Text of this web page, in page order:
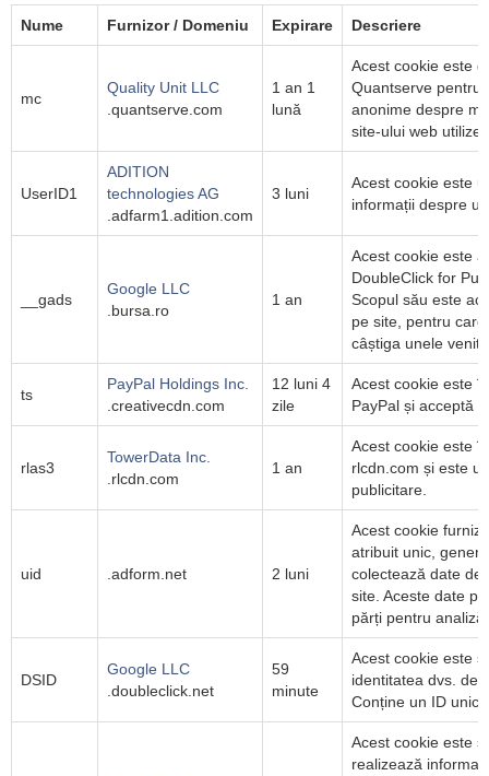
Nume Furnizor / Domeniu Expirare Descriere
mc
Quality Unit LLC
.quantserve.com
1 an 1
lună
Acest cookie este
Quantserve pentru
anonime despre
site-ului web
UserID1
ADITION
technologies AG
.adfarm1.adition.com
3 luni
Acest cookie este
informații despre
__gads
Google LLC
.bursa.ro
1 an
Acest cookie este
DoubleClick for
Scopul său este
pe site, pentru
câștiga unele
ts
PayPal Holdings Inc.
.creativecdn.com
12 luni 4
zile
Acest cookie este
PayPal și acceptă
rlas3
TowerData Inc.
.rlcdn.com
1 an
Acest cookie este
rlcdn.com și este
publicitare.
uid .adform.net 2 luni
Acest cookie
atribuit unic,
colectează date
site. Aceste date
părți pentru
DSID
Google LLC
.doubleclick.net
59
minute
Acest cookie este
identitatea dvs. de
Conține un ID unic
Acest cookie este
realizează